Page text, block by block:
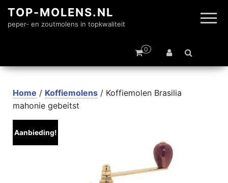
TOP-MOLENS.NL
peper- en zoutmolens in topkwaliteit
0
Home / Koffiemolens / Koffiemolen Brasilia
mahonie gebeitst
Aanbieding!